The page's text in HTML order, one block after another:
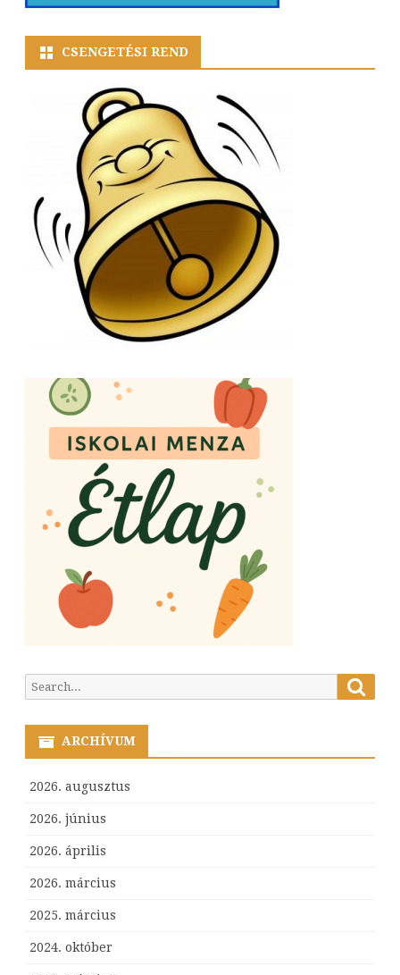
CSENGETÉSI REND
Search
ARCHÍVUM
2026. augusztus
2026. június
2026. április
2026. március
2025. március
2024. október